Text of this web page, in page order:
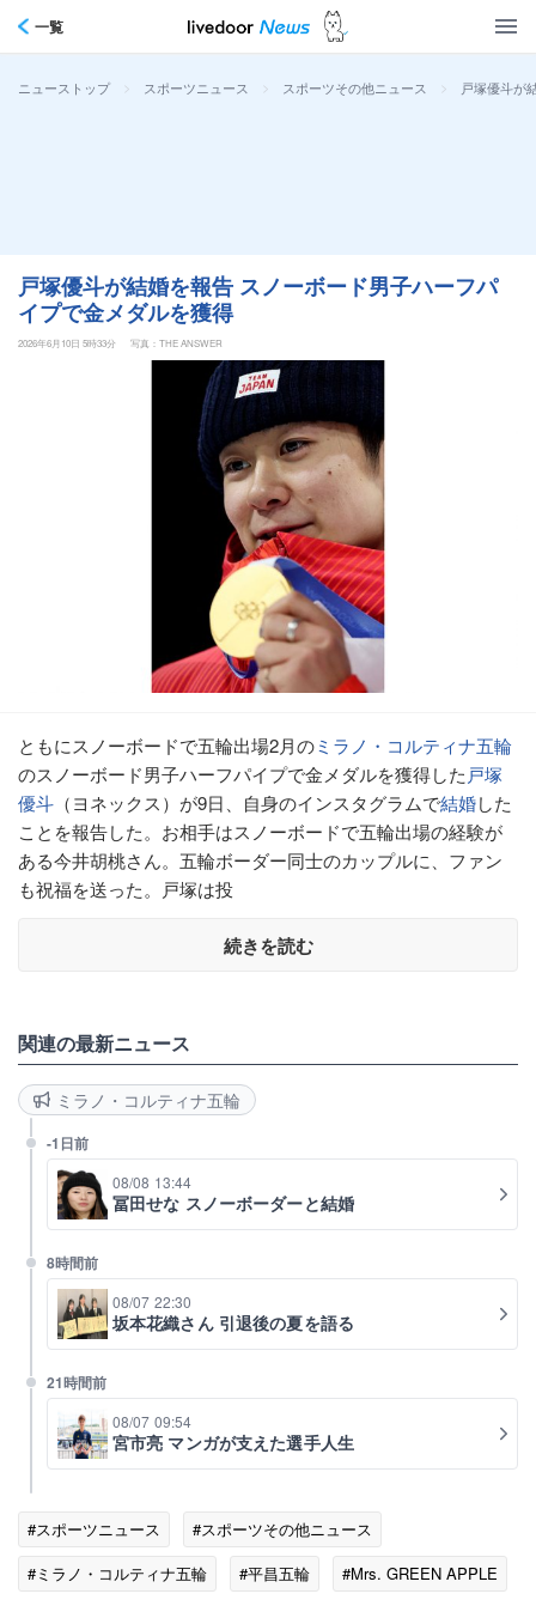
一覧
ニューストップ > スポーツニュース > スポーツその他ニュース > 戸塚優斗が
戸塚優斗が結婚を報告 スノーボード男子ハーフパ
イプで金メダルを獲得
2026年6月10日 5時33分 写真：THE ANSWER
ともにスノーボードで五輪出場2月のミラノ・コルティナ五輪
のスノーボード男子ハーフパイプで金メダルを獲得した戸塚
優斗 （ヨネックス）が9日、自身のインスタグラムで結婚した
ことを報告した。お相手はスノーボードで五輪出場の経験が
ある今井胡桃さん。五輪ボーダー同士のカップルに、ファン
も祝福を送った。戸塚は投
続きを読む
関連の最新ニュース
ミラノ・コルティナ五輪
-1日前
08/08 13:44
冨田せな スノーボーダーと結婚
8時間前
08/07 22:30
坂本花織さん 引退後の夏を語る
21時間前
08/07 09:54
宮市亮 マンガが支えた選手人生
#スポーツニュース
#スポーツその他ニュース
#ミラノ・コルティナ五輪
#平昌五輪
#Mrs. GREEN APPLE